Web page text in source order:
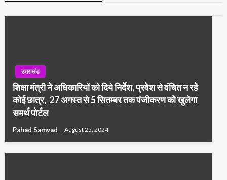
उत्तराखंड
शिक्षा मंत्री ने अधिकारियों को दिये निर्देश, प्रवेश से वंचित न रहे
कोई छात्र, 27 अगस्त से 5 सितम्बर तक पंजीकरण को खुलेगा
समर्थ पोर्टल
Pahad Samvad August 25, 2024